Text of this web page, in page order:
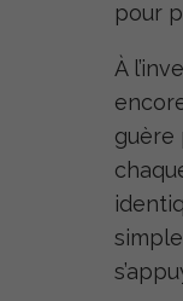
pour
À
guère